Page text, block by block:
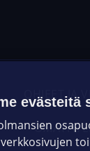
OHJEET JA
evästeitä